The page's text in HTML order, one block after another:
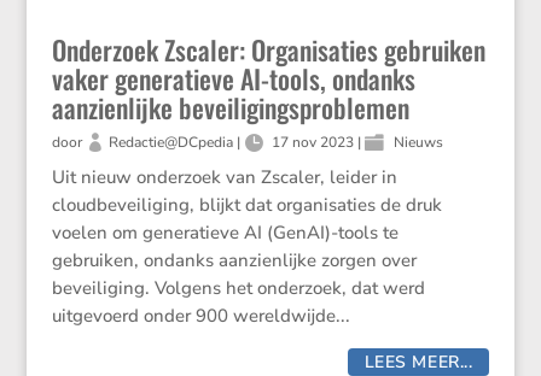
Onderzoek Zscaler: Organisaties gebruiken
vaker generatieve AI-tools, ondanks
aanzienlijke beveiligingsproblemen
door Redactie@DCpedia| 17 nov 2023 | Nieuws
Uit nieuw onderzoek van Zscaler, leider in
cloudbeveiliging, blijkt dat organisaties de druk
voelen om generatieve AI (GenAI)-tools te
gebruiken, ondanks aanzienlijke zorgen over
beveiliging. Volgens het onderzoek, dat werd
uitgevoerd onder 900 wereldwijde...
LEES MEER...